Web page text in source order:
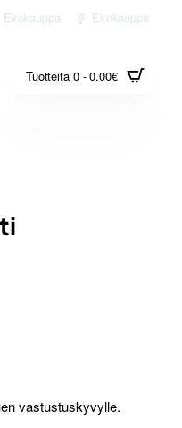
Ekokauppa Ekokauppa
Tuotteita 0 - 0.00€
vastustuskyvylle.